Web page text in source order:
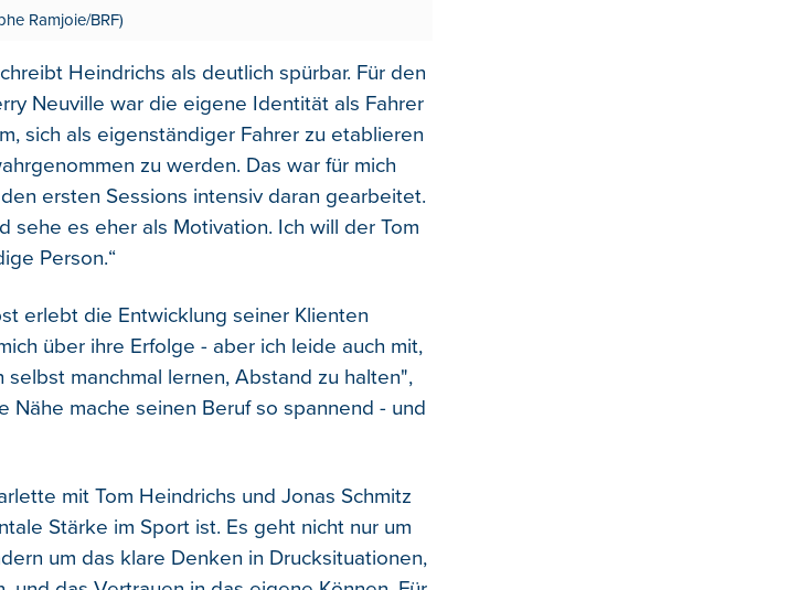
Ramjoie/BRF)
Heindrichs als deutlich spürbar. Für den
Neuville war die eigene Identität als Fahrer
sich als eigenständiger Fahrer zu etablieren
zu werden. Das war für mich
ersten Sessions intensiv daran gearbeitet.
sehe es eher als Motivation. Ich will der Tom
Person.“
erlebt die Entwicklung seiner Klienten
über ihre Erfolge - aber ich leide auch mit,
manchmal lernen, Abstand zu halten",
Nähe mache seinen Beruf so spannend - und
mit Tom Heindrichs und Jonas Schmitz
Stärke im Sport ist. Es geht nicht nur um
um das klare Denken in Drucksituationen,